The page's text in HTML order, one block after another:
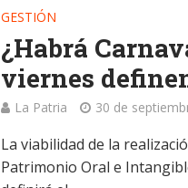
GESTIÓN
¿Habrá
viernes
La Patria 30 de
La viabilidad de la
Patrimonio Oral e